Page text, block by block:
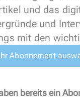
und das
und
mit den
Abonnement
bereits ein